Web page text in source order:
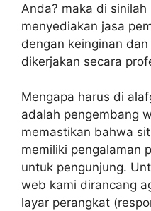
Anda? maka di sinilah
menyediakan jasa
dengan keinginan
dikerjakan secara
Mengapa harus di
adalah pengembang
memastikan bahwa
memiliki pengalaman
untuk pengunjung.
web kami dirancang
layar perangkat